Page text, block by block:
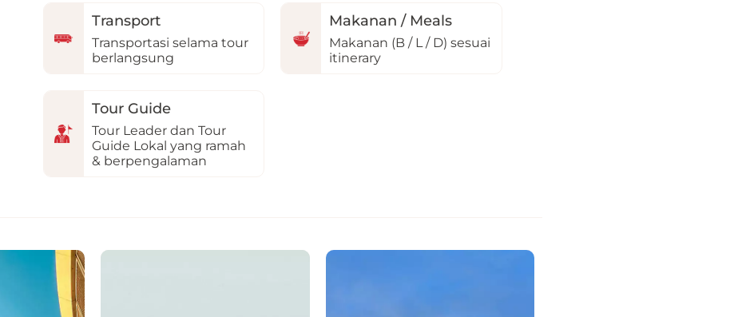
Transport
Transportasi selama tour
berlangsung
Makanan / Meals
Makanan (B / L / D) sesuai
itinerary
Tour Guide
Tour Leader dan Tour
Guide Lokal yang ramah
& berpengalaman